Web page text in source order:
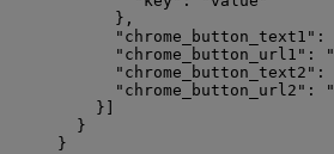
},
"chrome_button_text1" :
"chrome_button_url1" : "
"chrome_button_text2" :
"chrome_button_url2" : "
}]
}
}